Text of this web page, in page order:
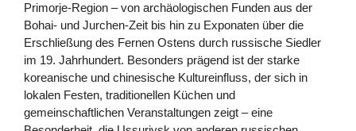
Primorje-Region – von archäologischen Funden aus der
Bohai- und Jurchen-Zeit bis hin zu Exponaten über die
Erschließung des Fernen Ostens durch russische Siedler
im 19. Jahrhundert. Besonders prägend ist der starke
koreanische und chinesische Kultureinfluss, der sich in
lokalen Festen, traditionellen Küchen und
gemeinschaftlichen Veranstaltungen zeigt – eine